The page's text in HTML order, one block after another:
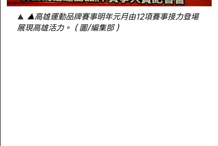
▲高雄運動品牌賽事明年元月由12項賽事接力登場
展現高雄活力。（圖/編集部）